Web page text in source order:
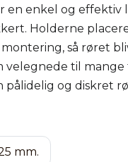
en enkel og effektiv
Holderne
så røret
velegnede til
pålidelig og diskret
mm.